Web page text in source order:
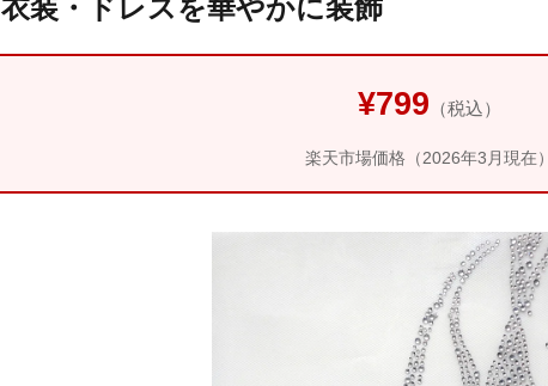
衣装・ドレスを華やかに装飾
¥799 （税込）
楽天市場価格（2026年3月現在）